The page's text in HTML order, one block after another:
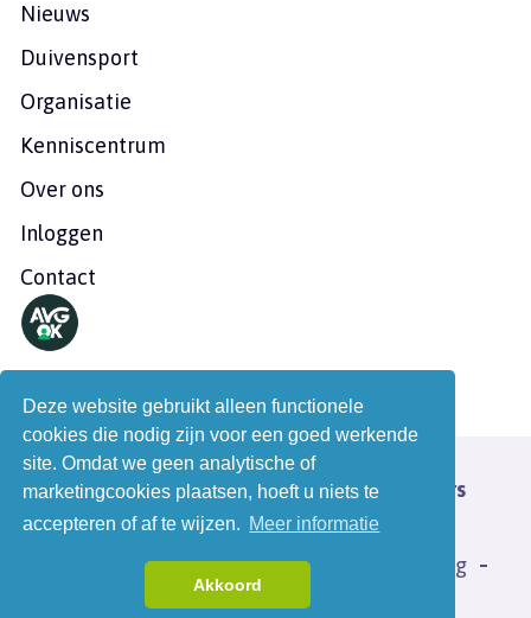
Deze website gebruikt alleen functionele
cookies die nodig zijn voor een goed werkende
site. Omdat we geen analytische of
marketingcookies plaatsen, hoeft u niets te
accepteren of af te wijzen. Meer informatie
Akkoord
Nieuws
Duivensport
Organisatie
Kenniscentrum
Over ons
Inloggen
Contact
© 2026 - Nederlandse Postduivenhouders
Organisatie
Algemene voorwaarden
Privacyverklaring
Disclaimer